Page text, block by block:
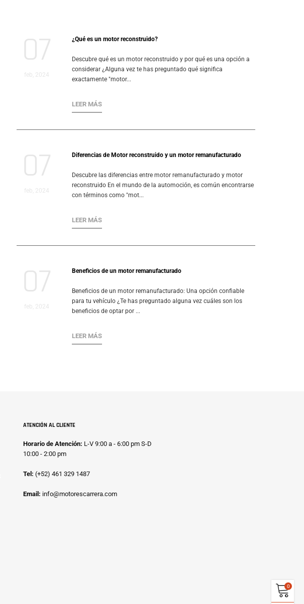
07
feb, 2024
¿Qué es un motor reconstruido?
Descubre qué es un motor reconstruido y por qué es una opción a
considerar ¿Alguna vez te has preguntado qué significa
exactamente "motor...
LEER MÁS
07
feb, 2024
Diferencias de Motor reconstruido y un motor remanufacturado
Descubre las diferencias entre motor remanufacturado y motor
reconstruido En el mundo de la automoción, es común encontrarse
con términos como "mot...
LEER MÁS
07
feb, 2024
Beneficios de un motor remanufacturado
Beneficios de un motor remanufacturado: Una opción confiable
para tu vehículo ¿Te has preguntado alguna vez cuáles son los
beneficios de optar por ...
LEER MÁS
ATENCIÓN AL CLIENTE
Horario de Atención: L-V 9:00 a - 6:00 pm S-D
10:00 - 2:00 pm
Tel:(+52) 461 329 1487
Email: info@motorescarrera.com
0